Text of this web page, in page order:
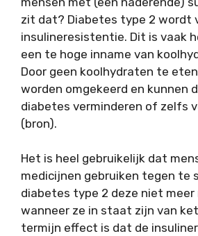
zit dat? Diabetes type 2 wordt
insulineresistentie. Dit is vaak
een te hoge inname van
Door geen koolhydraten te
worden omgekeerd en kunnen
diabetes verminderen of zelfs
(bron).
Het is heel gebruikelijk dat
medicijnen gebruiken tegen te
diabetes type 2 deze niet meer
wanneer ze in staat zijn van
termijn effect is dat de